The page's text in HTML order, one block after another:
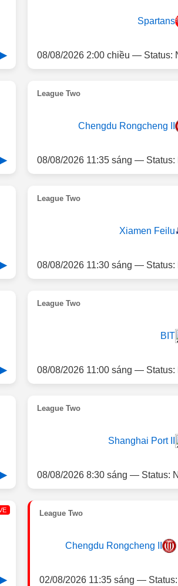
Spartans
08/08/2026 2:00 chiều — Status:
League Two
Chengdu Rongcheng II
08/08/2026 11:35 sáng — Status:
League Two
Xiamen Feilu
08/08/2026 11:30 sáng — Status:
League Two
BIT
08/08/2026 11:00 sáng — Status:
League Two
Shanghai Port II
08/08/2026 8:30 sáng — Status:
League Two
Chengdu Rongcheng II
02/08/2026 11:35 sáng — Status: